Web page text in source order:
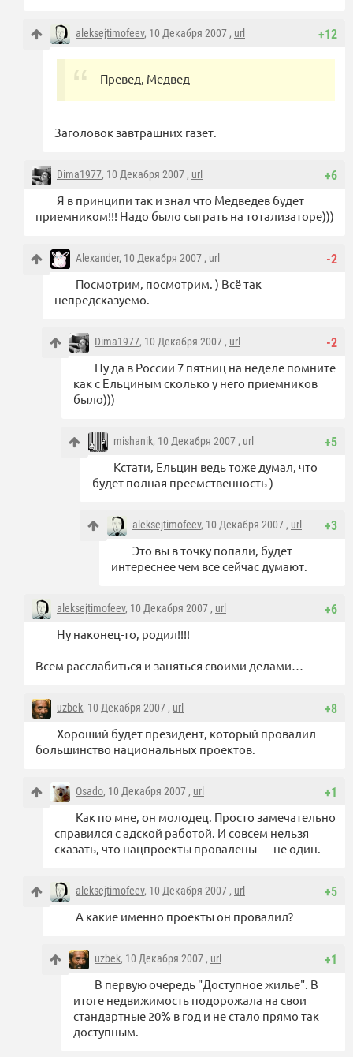
+12
aleksejtimofeev, 10 Декабря 2007 , url
Превед, Медвед
Заголовок завтрашних газет.
+6
Dima1977, 10 Декабря 2007 , url
Я в принципи так и знал что Медведев будет
приемником!!! Надо было сыграть на тотализаторе)))
-2
Alexander, 10 Декабря 2007 , url
Посмотрим, посмотрим. ) Всё так
непредсказуемо.
-2
Dima1977, 10 Декабря 2007 , url
Ну да в России 7 пятниц на неделе помните
как с Ельциным сколько у него приемников
было)))
+5
mishanik, 10 Декабря 2007 , url
Кстати, Ельцин ведь тоже думал, что
будет полная преемственность )
+3
aleksejtimofeev, 10 Декабря 2007 , url
Это вы в точку попали, будет
интереснее чем все сейчас думают.
+6
aleksejtimofeev, 10 Декабря 2007 , url
Ну наконец-то, родил!!!!
Всем расслабиться и заняться своими делами…
+8
uzbek, 10 Декабря 2007 , url
Хороший будет президент, который провалил
большинство национальных проектов.
+1
Osado, 10 Декабря 2007 , url
Как по мне, он молодец. Просто замечательно
справился с адской работой. И совсем нельзя
сказать, что нацпроекты провалены — не один.
+5
aleksejtimofeev, 10 Декабря 2007 , url
А какие именно проекты он провалил?
+1
uzbek, 10 Декабря 2007 , url
В первую очередь "Доступное жилье". В
итоге недвижимость подорожала на свои
стандартные 20% в год и не стало прямо так
доступным.